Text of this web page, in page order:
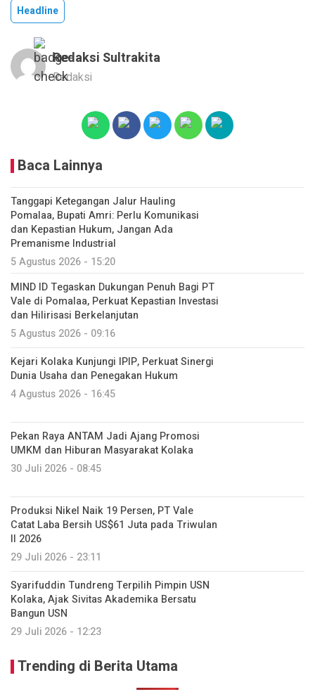
Headline
Redaksi Sultrakita
Redaksi
Baca Lainnya
Tanggapi Ketegangan Jalur Hauling
Pomalaa, Bupati Amri: Perlu Komunikasi
dan Kepastian Hukum, Jangan Ada
Premanisme Industrial
5 Agustus 2026 - 15:20
MIND ID Tegaskan Dukungan Penuh Bagi PT
Vale di Pomalaa, Perkuat Kepastian Investasi
dan Hilirisasi Berkelanjutan
5 Agustus 2026 - 09:16
Kejari Kolaka Kunjungi IPIP, Perkuat Sinergi
Dunia Usaha dan Penegakan Hukum
4 Agustus 2026 - 16:45
Pekan Raya ANTAM Jadi Ajang Promosi
UMKM dan Hiburan Masyarakat Kolaka
30 Juli 2026 - 08:45
Produksi Nikel Naik 19 Persen, PT Vale
Catat Laba Bersih US$61 Juta pada Triwulan
II 2026
29 Juli 2026 - 23:11
Syarifuddin Tundreng Terpilih Pimpin USN
Kolaka, Ajak Sivitas Akademika Bersatu
Bangun USN
29 Juli 2026 - 12:23
Trending di Berita Utama